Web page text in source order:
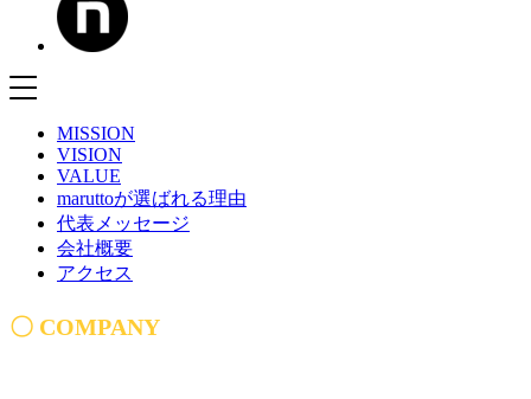
MISSION
VISION
VALUE
maruttoが選ばれる理由
代表メッセージ
会社概要
アクセス
〇 COMPANY